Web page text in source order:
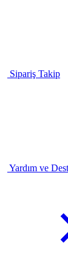
Sipariş Takip
Yardım ve